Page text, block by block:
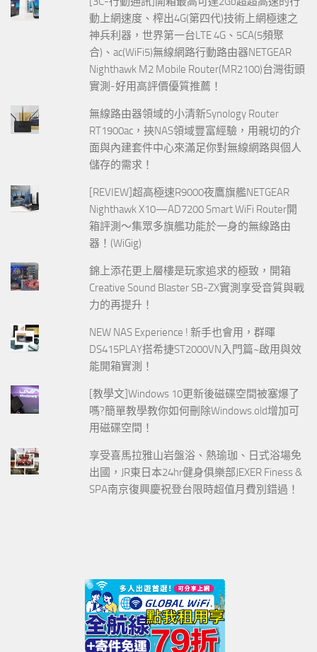
動上網速度、榨出4G(第四代)技術上網極速之
神兵利器，世界第一台LTE 4G、5CA(5頻聚
合)、ac(WiFi5)無線網路行動路由器NETGEAR
Nighthawk M2 Mobile Router(MR2100)台灣街頭
實測-好用高評價優質推薦！
無線路由器領域的小清新Synology Router
RT1900ac，挾NAS領域豐富經驗，用親切的介
面與內建套件中心來滿足你對無線網路與個人
儲存的需求！
[REVIEW]超高極速R9000夜鷹旗艦NETGEAR
Nighthawk X10—AD7200 Smart WiFi Router開
箱評測～集眾多旗艦功能於一身的無線路由
器！(WiGig)
錦上添花更上層樓是玩家追求的極致，開箱
Creative Sound Blaster SB-ZX實測享受音質與戰
力的再提升！
NEW NAS Experience ! 新手也會用，群暉
DS415PLAY搭希捷ST2000VN入門篇~啟用與效
能開箱實測！
[教學文]Windows 10更新後磁碟空間被塞爆了
嗎?簡單教學教你如何刪除Windows.old增加可
用磁碟空間！
享受喜馬拉雅山岩盤浴、熱瑜珈、日式浴場免
出國，JR東日本24hr健身俱樂部JEXER Finess &
SPA南京復興慶祝登台限時超值月費別錯過！